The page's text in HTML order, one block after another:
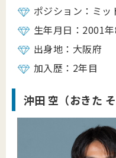
ポジション：ミッ
生年月日：2001
出身地：大阪府
加入歴：2年目
沖田 空 （おきた